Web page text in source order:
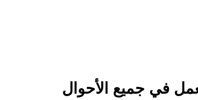
تعمل في جميع الأحوال